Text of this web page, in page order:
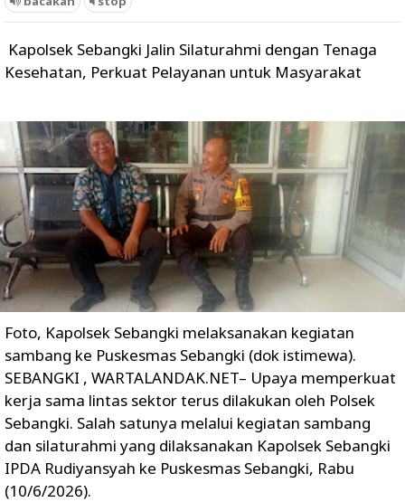
Kapolsek Sebangki Jalin Silaturahmi dengan Tenaga
Kesehatan, Perkuat Pelayanan untuk Masyarakat
Foto, Kapolsek Sebangki melaksanakan kegiatan
sambang ke Puskesmas Sebangki (dok istimewa).
SEBANGKI , WARTALANDAK.NET– Upaya memperkuat
kerja sama lintas sektor terus dilakukan oleh Polsek
Sebangki. Salah satunya melalui kegiatan sambang
dan silaturahmi yang dilaksanakan Kapolsek Sebangki
IPDA Rudiyansyah ke Puskesmas Sebangki, Rabu
(10/6/2026).